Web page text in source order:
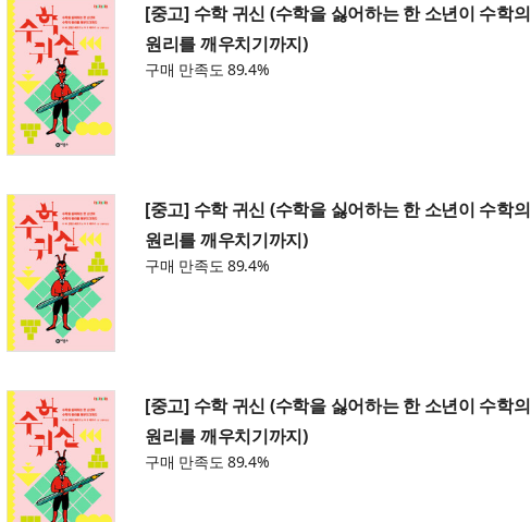
[중고] 수학 귀신 (수학을 싫어하는 한 소년이 수학의
원리를 깨우치기까지)
구매 만족도 89.4%
[중고] 수학 귀신 (수학을 싫어하는 한 소년이 수학의
원리를 깨우치기까지)
구매 만족도 89.4%
[중고] 수학 귀신 (수학을 싫어하는 한 소년이 수학의
원리를 깨우치기까지)
구매 만족도 89.4%